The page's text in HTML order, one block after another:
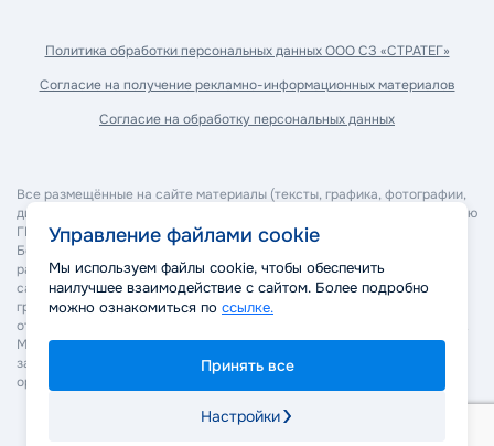
Политика обработкиперсональных данных ООО СЗ «СТРАТЕГ»
Согласие на получениерекламно-информационных материалов
Согласие на обработку персональных данных
Все размещённые на сайте материалы (тексты, графика, фотографии,
дизайн, программное обеспечение и прочее) являются собственностью
ГК "Стратег" и охраняются в соответствии с законодательством РФ.
Без согласия правообладателя запрещается копирование,
распространение, изменение или иное использование материалов
сайта. Нарушение авторских и смежных прав может повлечь
гражданско-правовую, административную и уголовную
ответственность в соответствии с действующим законодательством.
Мы оставляем за собой право применять все законные меры для
защиты своих прав, включая обращение в суд и правоохранительные
органы.
Управление файлами cookie
Мы используем файлы cookie, чтобы обеспечить
наилучшее взаимодействие с сайтом. Более подробно
можно ознакомиться по ссылке.
Принять все
Настройки